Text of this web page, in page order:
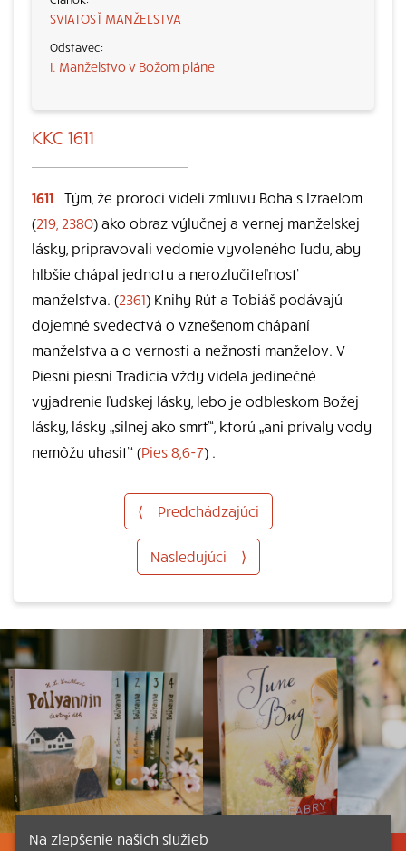
SVIATOSŤ MANŽELSTVA
I. Manželstvo v Božom pláne
KKC 1611
1611 Tým, že proroci videli zmluvu Boha s Izraelom
(219, 2380) ako obraz výlučnej a vernej manželskej
lásky, pripravovali vedomie vyvoleného ľudu, aby
hlbšie chápal jednotu a nerozlučiteľnosť
manželstva. (2361) Knihy Rút a Tobiáš podávajú
dojemné svedectvá o vznešenom chápaní
manželstva a o vernosti a nežnosti manželov. V
Piesni piesní Tradícia vždy videla jedinečné
vyjadrenie ľudskej lásky, lebo je odbleskom Božej
lásky, lásky „silnej ako smrť“, ktorú „ani prívaly vody
nemôžu uhasiť“ (Pies 8,6-7) .
⟨ Predchádzajúci
Nasledujúci ⟩
Na zlepšenie našich služieb